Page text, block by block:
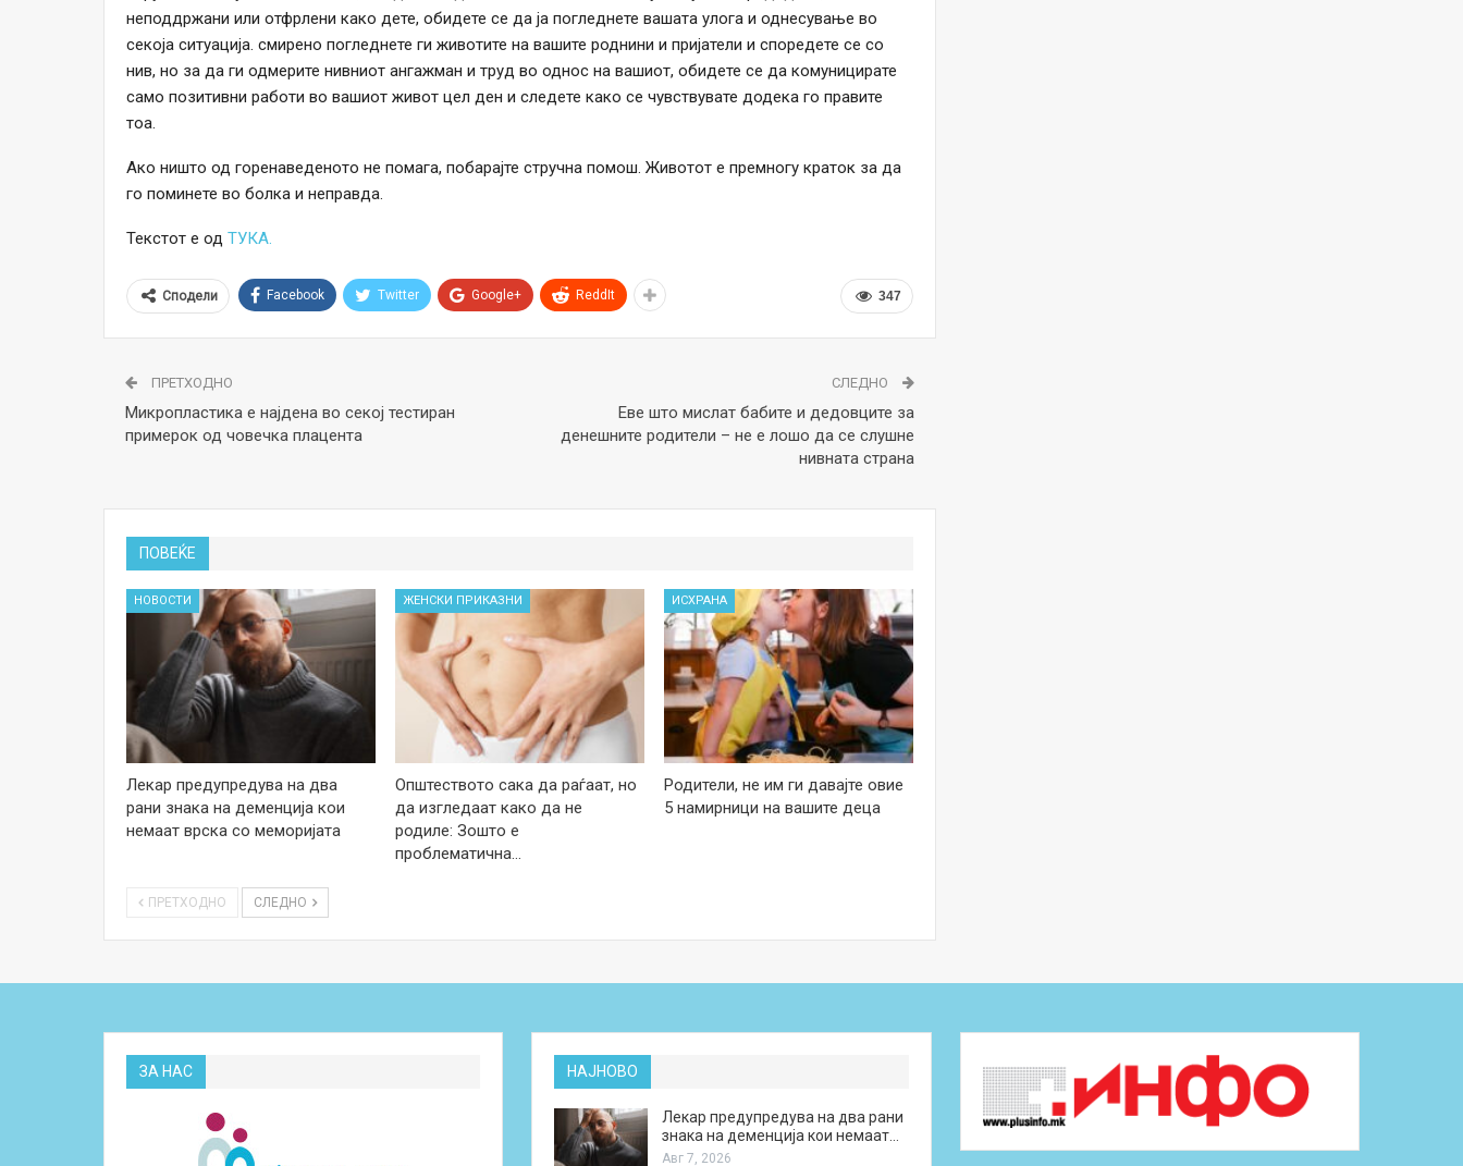
неподдржани или отфрлени како дете, обидете се да ја погледнете вашата улога и однесување во
секоја ситуација. смирено погледнете ги животите на вашите роднини и пријатели и споредете се со
нив, но за да ги одмерите нивниот ангажман и труд во однос на вашиот, обидете се да комуницирате
само позитивни работи во вашиот живот цел ден и следете како се чувствувате додека го правите
тоа.
Ако ништо од горенаведеното не помага, побарајте стручна помош. Животот е премногу краток за да
го поминете во болка и неправда.
Текстот е од ТУКА.
347
Сподели Facebook Twitter Google+ ReddIt
ПРЕТХОДНО
Микропластика е најдена во секој тестиран
примерок од човечка плацента
СЛЕДНО
Еве што мислат бабите и дедовците за
денешните родители – не е лошо да се слушне
нивната страна
ПОВЕЌЕ
НОВОСТИ
Лекар предупредува на два
рани знака на деменција кои
немаат врска со меморијата
ЖЕНСКИ ПРИКАЗНИ
Општеството сака да раѓаат, но
да изгледаат како да не
родиле: Зошто е
проблематична…
ИСХРАНА
Родители, не им ги давајте овие
5 намирници на вашите деца
ПРЕТХОДНО СЛЕДНО
ЗА НАС НАЈНОВО
Лекар предупредува на два рани
знака на деменција кои немаат…
Авг 7, 2026